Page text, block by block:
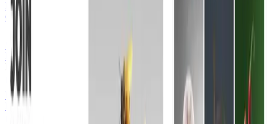
Recursos Humanos
Gestión de equipo centralizada
Software de Facturación
Facturación ágil y automática
Presencia Web
UX/UI Design
Interfaces que convierten